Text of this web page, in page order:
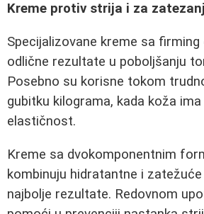
Kreme protiv strija i za
Specijalizovane kreme sa
odlične rezultate u poboljšanju
Posebno su korisne tokom
gubitku kilograma, kada koža
elastičnost.
Kreme sa dvokomponentnim
kombinuju hidratantne i
najbolje rezultate. Redovnom